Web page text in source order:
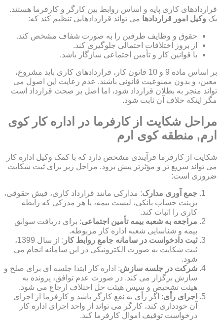
قراردادهای کاری پایه و اساس روابط بین کارگر و کارفرما هستند.
یک وکیل امور قراردادها می تواند قراردادهایی تنظیم کند که:
حقوق و وظایف طرفین را به صورت شفاف مشخص کند.
از بروز اختلافات احتمالی جلوگیری کند.
با قوانین کار و تأمین اجتماعی سازگار باشد.
بر اساس ماده 9 و 10 قانون کار، قراردادهای کاری باید مشروع،
معین، و بدون ممنوعیت قانونی باشند. عدم رعایت این اصول می
تواند منجر به بطلان قرارداد شود، اما اصل بر صحت قرارداد است
مگر اینکه خلاف آن ثابت شود.
مراحل شکایت از کارفرما در اداره کار کوی
ارم, منطقه کوی ارم
شکایت از کارفرما فرآیندی مشخص دارد که با کمک وکیل اداره کار
می تواند سریع تر و مؤثرتر پیش برود. مراحل زیر برای ثبت شکایت
ضروری است:
جمع آوری مدارک: مدارکی مانند قرارداد کاری، فیش حقوقی،
پرینت حساب بانکی، لیست بیمه، یا هر مدرکی که رابطه
کاری را اثبات کند.
مراجعه به شعبه بیمه تأمین اجتماعی: برای دریافت سوابق
بیمه و شناسایی شعبه اداره کار مربوطه.
ثبت دادخواست در سامانه جامع روابط کار
: از سال 1399،
ثبت شکایت به صورت الکترونیکی در این سامانه انجام می
شود.
شرکت در جلسه سازش: اداره کار ابتدا جلسه ای برای صلح و
سازش برگزار می کند. در صورت عدم توافق، پرونده به
هیئت تشخیص و سپس هیئت حل اختلاف ارجاع می شود.
اجرای رأی: اگر رأی به نفع کارگر باشد و کارفرما از اجرای
آن خودداری کند، کارگر می تواند از واحد اجرای اداره کار
درخواست توقیف اموال کارفرما کند.